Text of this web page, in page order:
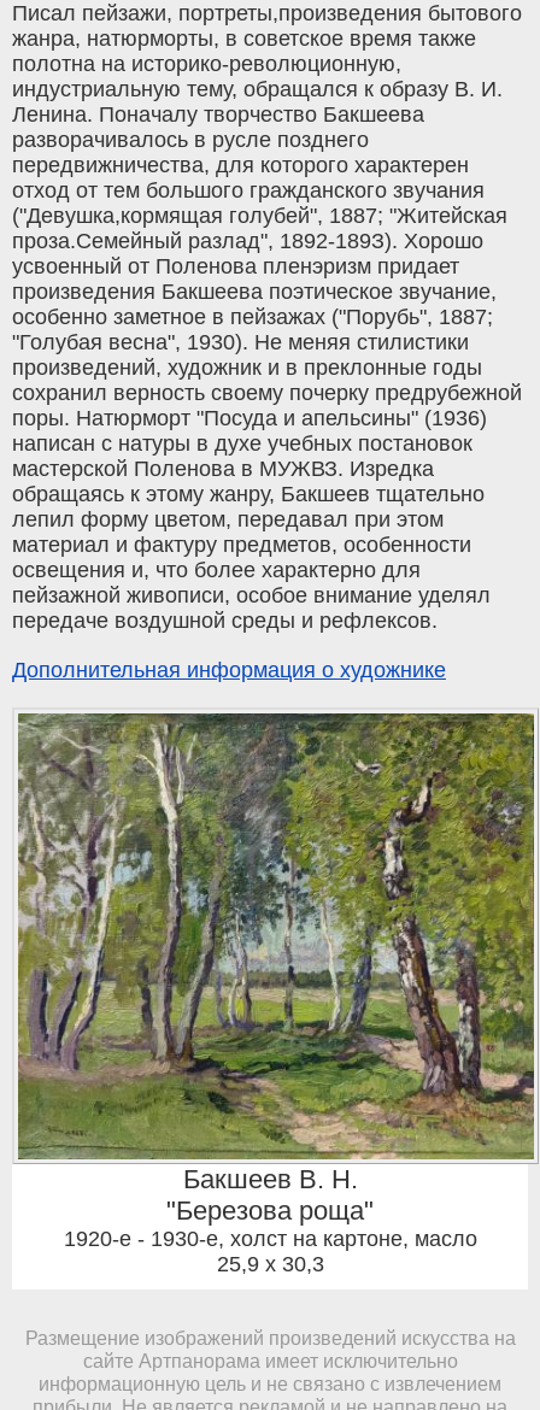
Писал пейзажи, портреты,произведения бытового
жанра, натюрморты, в советское время также
полотна на историко-революционную,
индустриальную тему, обращался к образу В. И.
Ленина. Поначалу творчество Бакшеева
разворачивалось в русле позднего
передвижничества, для которого характерен
отход от тем большого гражданского звучания
("Девушка,кормящая голубей", 1887; "Житейская
проза.Семейный разлад", 1892-189З). Хорошо
усвоенный от Поленова пленэризм придает
произведения Бакшеева поэтическое звучание,
особенно заметное в пейзажах ("Порубь", 1887;
"Голубая весна", 1930). Не меняя стилистики
произведений, художник и в преклонные годы
сохранил верность своему почерку предрубежной
поры. Натюрморт "Посуда и апельсины" (1936)
написан с натуры в духе учебных постановок
мастерской Поленова в МУЖВЗ. Изредка
обращаясь к этому жанру, Бакшеев тщательно
лепил форму цветом, передавал при этом
материал и фактуру предметов, особенности
освещения и, что более характерно для
пейзажной живописи, особое внимание уделял
передаче воздушной среды и рефлексов.
Дополнительная информация о художнике
Бакшеев В. Н.
"Березова роща"
1920-е - 1930-е, холст на картоне, масло
25,9 x 30,3
Размещение изображений произведений искусства на
сайте Артпанорама имеет исключительно
информационную цель и не связано с извлечением